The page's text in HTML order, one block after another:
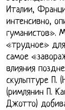
Италии,
интенсивно,
гуманистов».
«трудное»
самое
влияния
скульптуре П.
(римлянин П.
Джотто)